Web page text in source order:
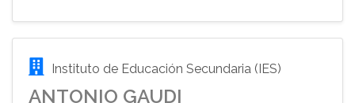
Instituto de Educación Secundaria (IES)
ANTONIO GAUDI